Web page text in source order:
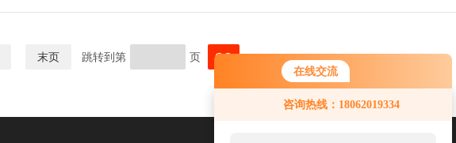
在线交流
咨询热线：18062019334
末页 跳转到第 页